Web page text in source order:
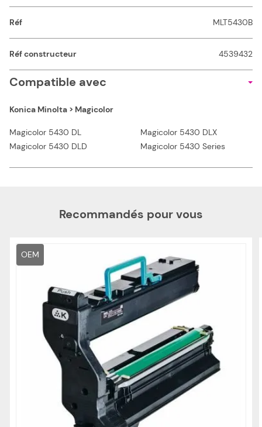
Réf MLT5430B
Réf constructeur 4539432
Compatible avec
Konica Minolta > Magicolor
Magicolor 5430 DL
Magicolor 5430 DLD
Magicolor 5430 DLX
Magicolor 5430 Series
Recommandés pour vous
OEM